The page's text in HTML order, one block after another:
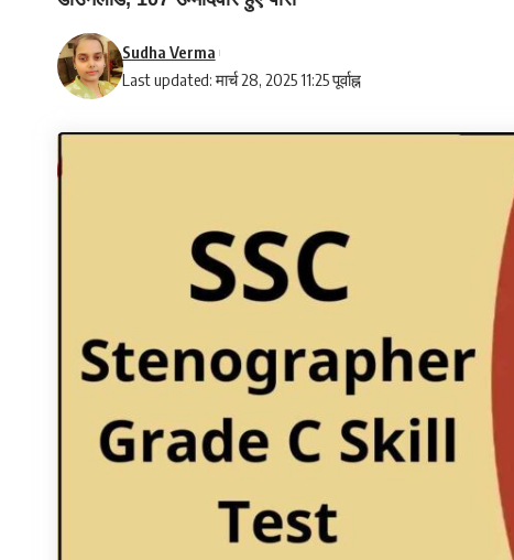
Last updated: मार्च 28, 2025 11:25 पूर्वाह्न
Sudha Verma